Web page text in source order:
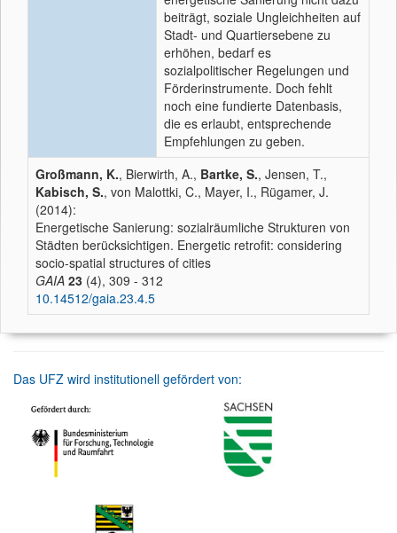
beiträgt, soziale Ungleichheiten auf
Stadt- und Quartiersebene zu
erhöhen, bedarf es
sozialpolitischer Regelungen und
Förderinstrumente. Doch fehlt
noch eine fundierte Datenbasis,
die es erlaubt, entsprechende
Empfehlungen zu geben.
Großmann, K., Bierwirth, A., Bartke, S., Jensen, T.,
Kabisch, S., von Malottki, C., Mayer, I., Rügamer, J.
(2014):
Energetische Sanierung: sozialräumliche Strukturen von
Städten berücksichtigen. Energetic retrofit: considering
socio-spatial structures of cities
GAIA 23 (4), 309 - 312
10.14512/gaia.23.4.5
Das UFZ wird institutionell gefördert von: